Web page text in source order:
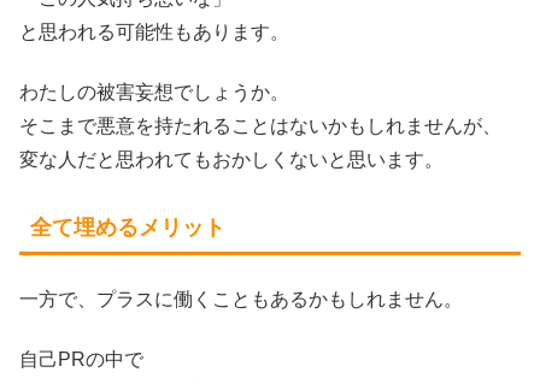
と思われる可能性もあります。
わたしの被害妄想でしょうか。
そこまで悪意を持たれることはないかもしれませんが、
変な人だと思われてもおかしくないと思います。
全て埋めるメリット
一方で、プラスに働くこともあるかもしれません。
自己PRの中で